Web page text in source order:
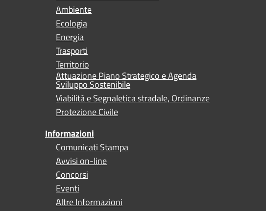
Ambiente
Ecologia
Energia
Trasporti
Territorio
Attuazione Piano Strategico e Agenda
Sviluppo Sostenibile
Viabilità e Segnaletica stradale, Ordinanze
Protezione Civile
Informazioni
Comunicati Stampa
Avvisi on-line
Concorsi
Eventi
Altre Informazioni